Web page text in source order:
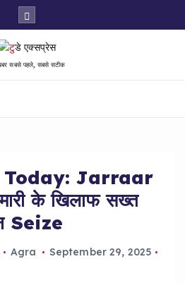
सबसे पहले, सबसे सटीक
Today: Jarraar
के खिलाफ सख्त
Seize
Agra
September 29, 2025